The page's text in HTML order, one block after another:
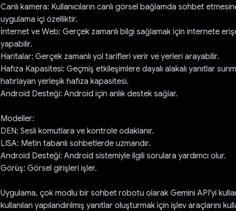
Canlı kamera: Kullanıcıların canlı görsel bağlamda sohbet
uygulama içi özelliktir.
İnternet ve Web: Gerçek zamanlı bilgi sağlamak için internete
yapabilir.
Haritalar: Gerçek zamanlı yol tarifleri verir ve yerleri arayabilir.
Hafıza Kapasitesi: Geçmiş etkileşimlere dayalı alakalı yanıtlar
hatırlayan yerleşik hafıza kapasitesi.
Android Desteği: Android için anlık destek sağlar.
Modeller:
DEN: Sesli komutlara ve kontrole odaklanır.
LISA: Metin tabanlı sohbetlerde uzmandır.
Android Desteği: Android sistemiyle ilgili sorulara yardımcı olur.
Görüş: Görsel girişleri işler.
Uygulama, çok modlu bir sohbet robotu olarak Gemini API'yi
kullanılan yapılandırılmış yanıtlar oluşturmak için işlev araçlarını